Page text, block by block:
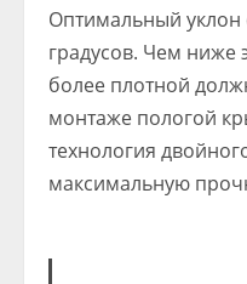
Оптимальный уклон
градусов. Чем ниже
более плотной
монтаже пологой
технология
максимальную